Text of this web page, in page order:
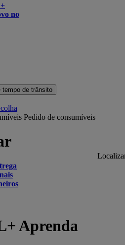
no
tempo de trânsito
Pedido de consumíveis
Aprenda